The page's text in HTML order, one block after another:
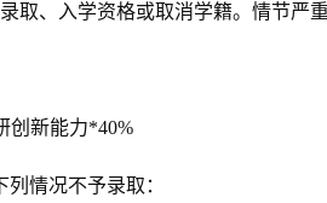
取、入学资格或取消学籍。情节严
创新能力*40%
情况不予录取：